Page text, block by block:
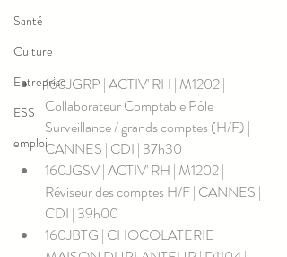
Santé
Culture
Entreprise
ESS
emploi
160JGRP | ACTIV' RH | M1202 |
Collaborateur Comptable Pôle
Surveillance / grands comptes (H/F) |
CANNES | CDI | 37h30
160JGSV | ACTIV' RH | M1202 |
Réviseur des comptes H/F | CANNES |
CDI | 39h00
160JBTG | CHOCOLATERIE